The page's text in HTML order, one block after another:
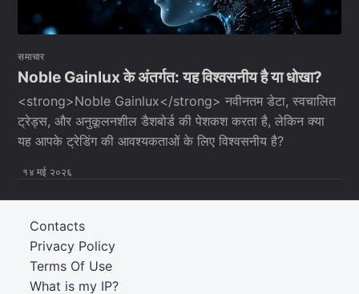
समाचार
Noble Gainlux के अंतर्गत: यह विश्वसनीय है या धोखा?
<strong>Noble Gainlux</strong> नवीनतम डेटा, स्वचालित
ट्रेड्स, और अनुकूलनशील डैशबोर्ड की पेशकश करता है, लेकिन क्या
यह आपके ट्रेडिंग की आवश्यकताओं के लिए विश्वसनीय है?
१४ मई २०२६
What is my IP?
Terms Of Use
Privacy Policy
Contacts